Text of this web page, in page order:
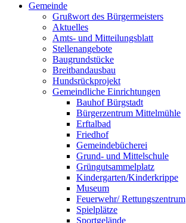
Gemeinde
Grußwort des Bürgermeisters
Aktuelles
Amts- und Mitteilungsblatt
Stellenangebote
Baugrundstücke
Breitbandausbau
Hundsrückprojekt
Gemeindliche Einrichtungen
Bauhof Bürgstadt
Bürgerzentrum Mittelmühle
Erftalbad
Friedhof
Gemeindebücherei
Grund- und Mittelschule
Grüngutsammelplatz
Kindergarten/Kinderkrippe
Museum
Feuerwehr/ Rettungszentrum
Spielplätze
Sportgelände